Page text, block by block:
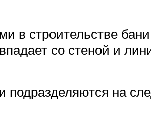
в строительстве
со стеной и
подразделяются на